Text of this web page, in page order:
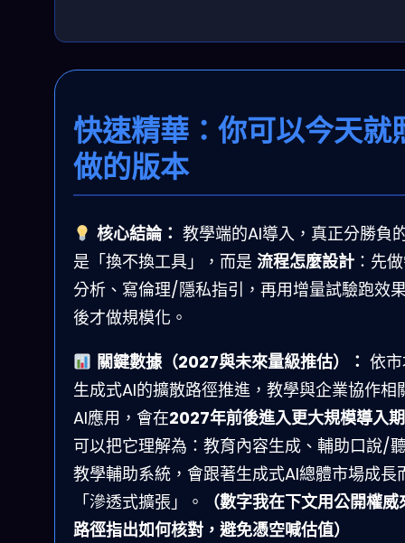
快速精華：你可以今天就
做的版本
核心結論： 教學端的AI導入，真正分勝負
是「換不換工具」，而是 流程怎麼設計 ：先
分析、寫倫理/隱私指引，再用增量試驗跑效
後才做規模化。
關鍵數據（2027與未來量級推估）： 依
生成式AI的擴散路徑推進，教學與企業協作相
AI應用，會在2027年前後進入更大規模導入期
可以把它理解為：教育內容生成、輔助口說/
教學輔助系統，會跟著生成式AI總體市場成長
「滲透式擴張」。
（數字我在下文用公開權威
路徑指出如何核對，避免憑空喊估值）